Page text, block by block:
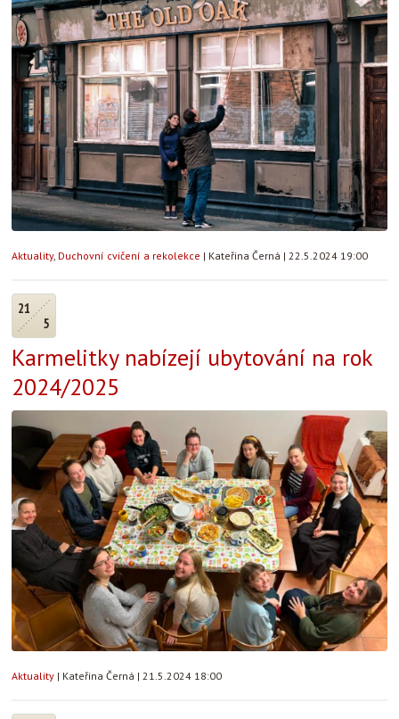
Aktuality, Duchovní cvičení a rekolekce | Kateřina Černá | 22.5.2024 19:00
21
5
Karmelitky nabízejí ubytování na rok
2024/2025
Aktuality | Kateřina Černá | 21.5.2024 18:00